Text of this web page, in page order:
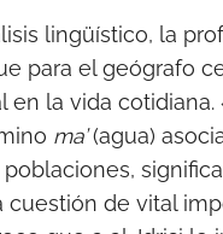
lingüístico, la
para el geógrafo
la vida cotidiana.
ma’(agua)
de vital